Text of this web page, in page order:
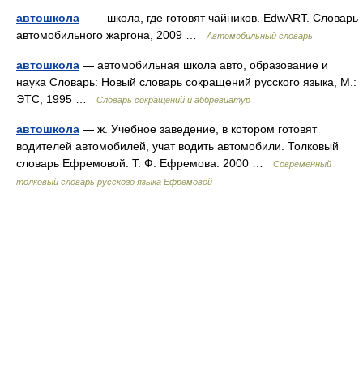
автошкола — – школа, где готовят чайников. EdwART. Словарь
автомобильного жаргона, 2009 …
Автомобильный словарь
автошкола — автомобильная школа авто, образование и
наука Словарь: Новый словарь сокращений русского языка, М.:
ЭТС, 1995 …
Словарь сокращений и аббревиатур
автошкола — ж. Учебное заведение, в котором готовят
водителей автомобилей, учат водить автомобили. Толковый
словарь Ефремовой. Т. Ф. Ефремова. 2000 …
Современный
толковый словарь русского языка Ефремовой